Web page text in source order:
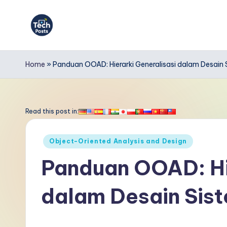
T
e
h
Home » Panduan OOAD: Hierarki Generalisasi dalam Desain
Read this post in:
Posted
Object-Oriented Analysis and Design
Panduan OOAD:
dalam Desain